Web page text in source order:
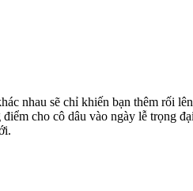
nhau sẽ chỉ khiến bạn thêm rối
cho cô dâu vào ngày lễ trọng